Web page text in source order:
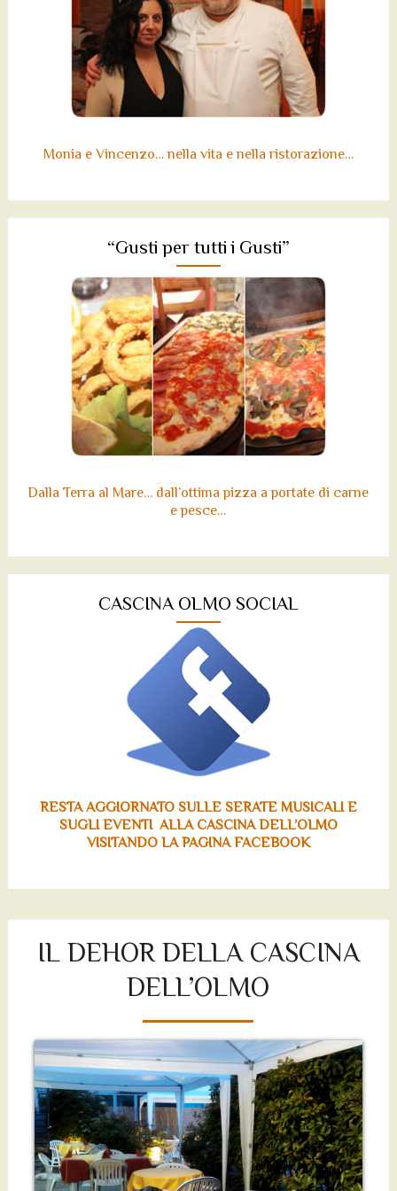
Monia e Vincenzo… nella vita e nella ristorazione…
“Gusti per tutti i Gusti”
Dalla Terra al Mare… dall’ottima pizza a portate di carne
e pesce…
CASCINA OLMO SOCIAL
RESTA AGGIORNATO SULLE SERATE MUSICALI E
SUGLI EVENTI ALLA CASCINA DELL’OLMO
VISITANDO LA PAGINA FACEBOOK
IL DEHOR DELLA CASCINA
DELL’OLMO